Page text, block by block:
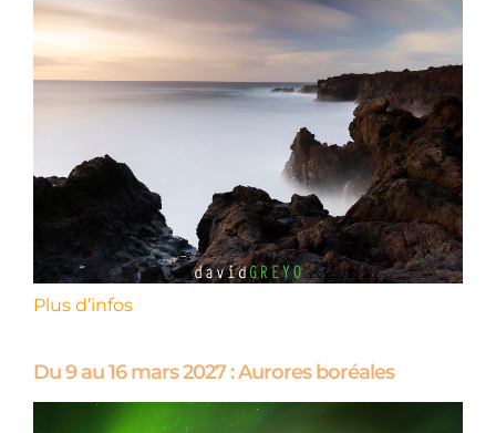
Plus d’infos
Du 9 au 16 mars 2027 : Aurores boréales